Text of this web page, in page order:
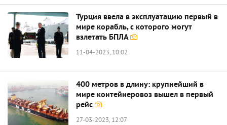
Турция ввела в эксплуатацию первый в
мире корабль, с которого могут
взлетать БПЛА
11-04-2023, 10:02
400 метров в длину: крупнейший в
мире контейнеровоз вышел в первый
рейс
27-03-2023, 12:07